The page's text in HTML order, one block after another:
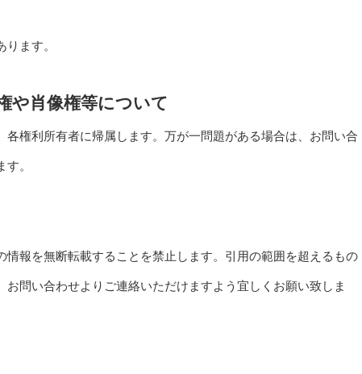
ます。
や肖像権等について
権利所有者に帰属します。万が一問題がある場合は、お問い合
。
報を無断転載することを禁止します。引用の範囲を超えるもの
問い合わせよりご連絡いただけますよう宜しくお願い致しま